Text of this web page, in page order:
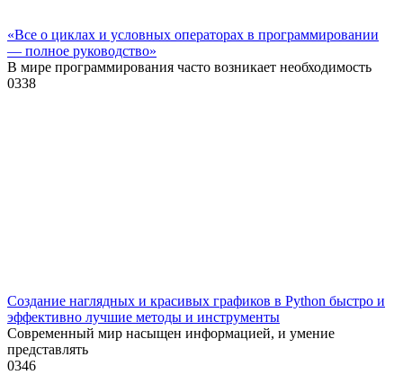
«Все о циклах и условных операторах в программировании
— полное руководство»
В мире программирования часто возникает необходимость
0338
Создание наглядных и красивых графиков в Python быстро и
эффективно лучшие методы и инструменты
Современный мир насыщен информацией, и умение
представлять
0346